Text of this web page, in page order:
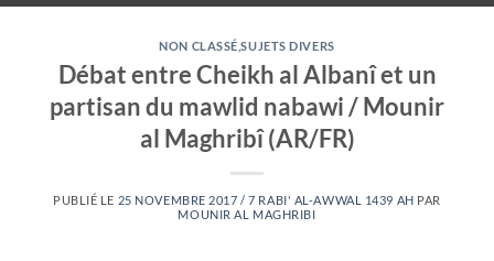
NON CLASSÉ ,SUJETS DIVERS
Débat entre Cheikh al Albanî et un
partisan du mawlid nabawi / Mounir
al Maghribî (AR/FR)
PUBLIÉ LE 25 NOVEMBRE 2017 / 7 RABI' AL-AWWAL 1439 AH PAR
MOUNIR AL MAGHRIBI